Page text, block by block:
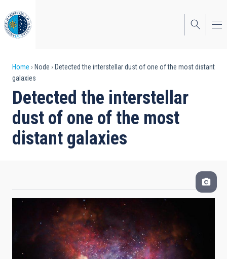
to
main
content
Breadcrumb
Home Node
Detected the interstellar dust of one of the most distant
galaxies
Detected the interstellar
dust of one of the most
distant galaxies